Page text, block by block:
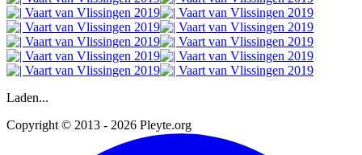
Laden...
Copyright © 2013 - 2026 Pleyte.org